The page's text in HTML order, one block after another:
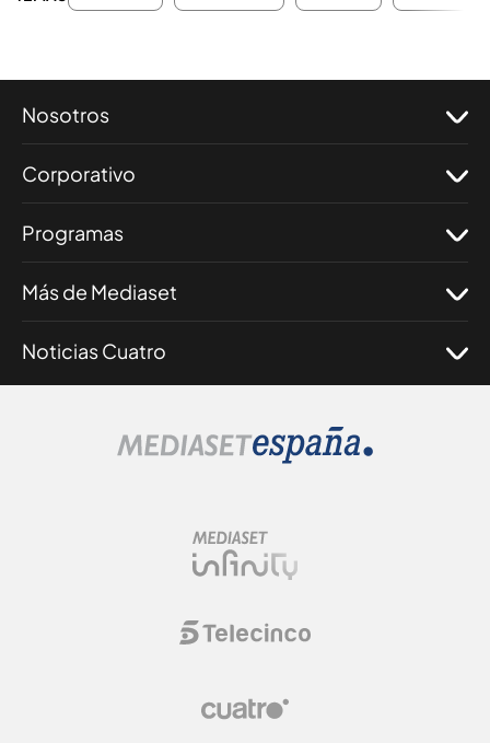
Nosotros
Corporativo
Programas
Más de Mediaset
Noticias Cuatro